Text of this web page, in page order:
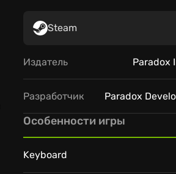
Steam
Издатель Paradox
Разработчик Paradox
Особенности игры
Keyboard